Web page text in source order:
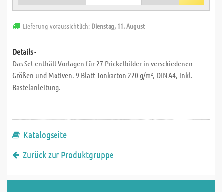
Lieferung voraussichtlich: Dienstag, 11. August
Details -
Das Set enthält Vorlagen für 27 Prickelbilder in verschiedenen
Größen und Motiven. 9 Blatt Tonkarton 220 g/m², DIN A4, inkl.
Bastelanleitung.
Katalogseite
Zurück zur Produktgruppe